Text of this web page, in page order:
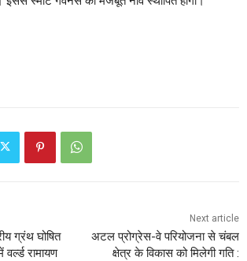
ग्रंथ घोषित
रामायण
Next article
अटल प्रोग्रेस-वे परियोजना से चंबल
क्षेत्र के विकास को मिलेगी गति :